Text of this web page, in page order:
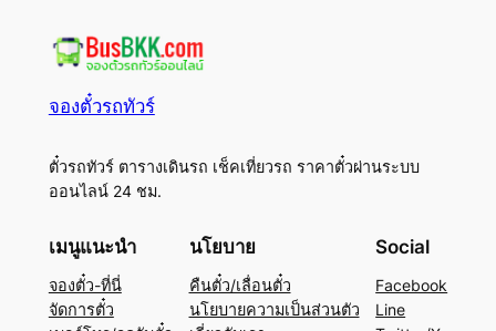
จองตั๋วรถทัวร์
ตั๋วรถทัวร์ ตารางเดินรถ เช็คเที่ยวรถ ราคาตั๋วผ่านระบบ
ออนไลน์ 24 ชม.
เมนูแนะนำ
จองตั๋ว-ที่นี่
จัดการตั๋ว
นโยบาย
คืนตั๋ว/เลื่อนตั๋ว
นโยบายความเป็นส่วนตัว
Social
Facebook
Line